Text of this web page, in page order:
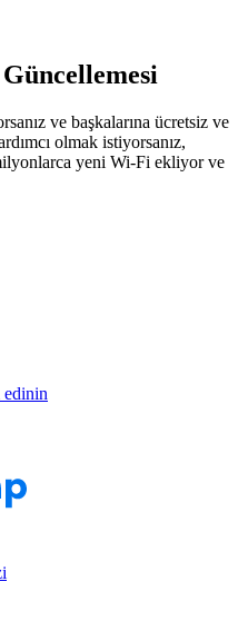
ve başkalarına ücretsiz ve
olmak istiyorsanız,
yeni Wi-Fi ekliyor ve
edinin